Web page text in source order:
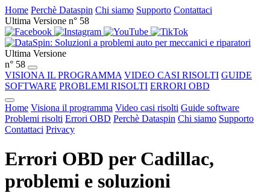
Home Perchè Dataspin Chi siamo Supporto Contattaci
Ultima Versione n° 58
Ultima Versione
n° 58
VISIONA IL PROGRAMMA VIDEO CASI RISOLTI GUIDE
SOFTWARE PROBLEMI RISOLTI ERRORI OBD
Home Visiona il programma Video casi risolti Guide software
Problemi risolti Errori OBD Perchè Dataspin Chi siamo Supporto
Contattaci Privacy
Errori OBD per Cadillac,
problemi e soluzioni